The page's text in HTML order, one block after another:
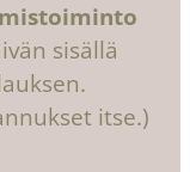
sisällä
itse.)